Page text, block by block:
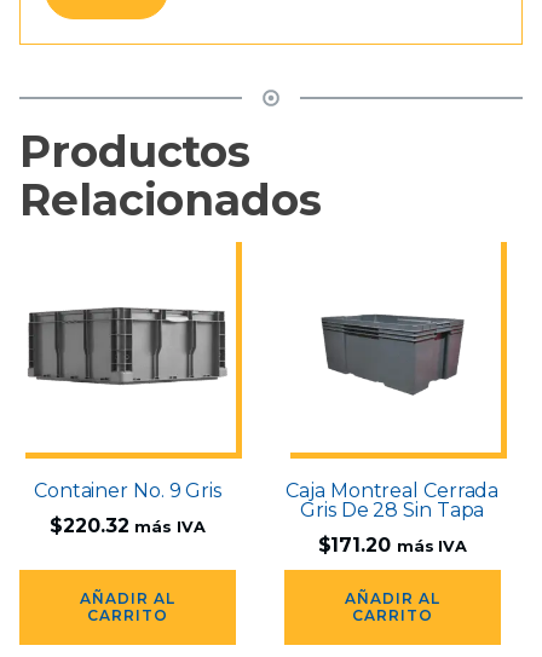
Productos
Relacionados
Container No. 9 Gris
$220.32 más IVA
AÑADIR AL
CARRITO
Caja Montreal Cerrada
Gris De 28 Sin Tapa
$171.20 más IVA
AÑADIR AL
CARRITO